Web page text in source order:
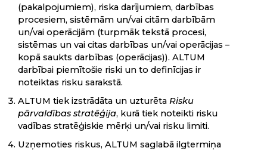
(pakalpojumiem), riska darījumiem, darbības
procesiem, sistēmām un/vai citām darbībām
un/vai operācijām (turpmāk tekstā procesi,
sistēmas un vai citas darbības un/vai operācijas –
kopā saukts darbības (operācijas)). ALTUM
darbībai piemītošie riski un to definīcijas ir
noteiktas risku sarakstā.
ALTUM tiek izstrādāta un uzturēta Risku
pārvaldības stratēģija, kurā tiek noteikti risku
vadības stratēģiskie mērķi un/vai risku limiti.
Uzņemoties riskus, ALTUM saglabā ilgtermiņa